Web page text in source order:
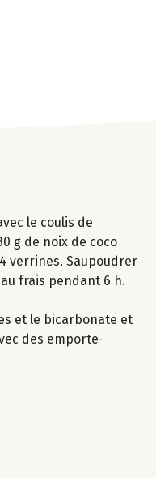
le coulis de
g de noix de coco
verrines. Saupoudrer
frais pendant 6 h.
et le bicarbonate et
des emporte-